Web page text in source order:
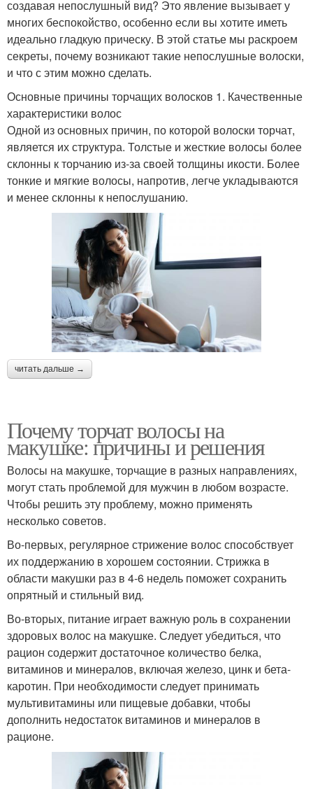
создавая непослушный вид? Это явление вызывает у
многих беспокойство, особенно если вы хотите иметь
идеально гладкую прическу. В этой статье мы раскроем
секреты, почему возникают такие непослушные волоски,
и что с этим можно сделать.
Основные причины торчащих волосков 1. Качественные
характеристики волос
Одной из основных причин, по которой волоски торчат,
является их структура. Толстые и жесткие волосы более
склонны к торчанию из-за своей толщины икости. Более
тонкие и мягкие волосы, напротив, легче укладываются
и менее склонны к непослушанию.
читать дальше →
Почему торчат волосы на
макушке: причины и решения
Волосы на макушке, торчащие в разных направлениях,
могут стать проблемой для мужчин в любом возрасте.
Чтобы решить эту проблему, можно применять
несколько советов.
Во-первых, регулярное стрижение волос способствует
их поддержанию в хорошем состоянии. Стрижка в
области макушки раз в 4-6 недель поможет сохранить
опрятный и стильный вид.
Во-вторых, питание играет важную роль в сохранении
здоровых волос на макушке. Следует убедиться, что
рацион содержит достаточное количество белка,
витаминов и минералов, включая железо, цинк и бета-
каротин. При необходимости следует принимать
мультивитамины или пищевые добавки, чтобы
дополнить недостаток витаминов и минералов в
рационе.